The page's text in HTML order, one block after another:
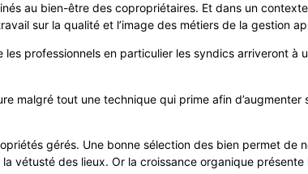
au bien-être des copropriétaires. Et dans un
sur la qualité et l’image des métiers de la gestion
professionnels en particulier les syndics arriveront à
malgré tout une technique qui prime afin
gérés. Une bonne sélection des bien permet de
vétusté des lieux. Or la croissance organique présente